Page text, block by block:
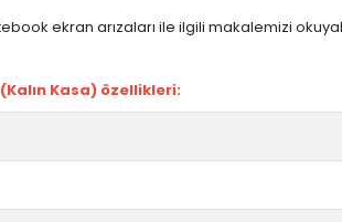
ekran arızaları ile ilgili makalemizi
Kasa) özellikleri: